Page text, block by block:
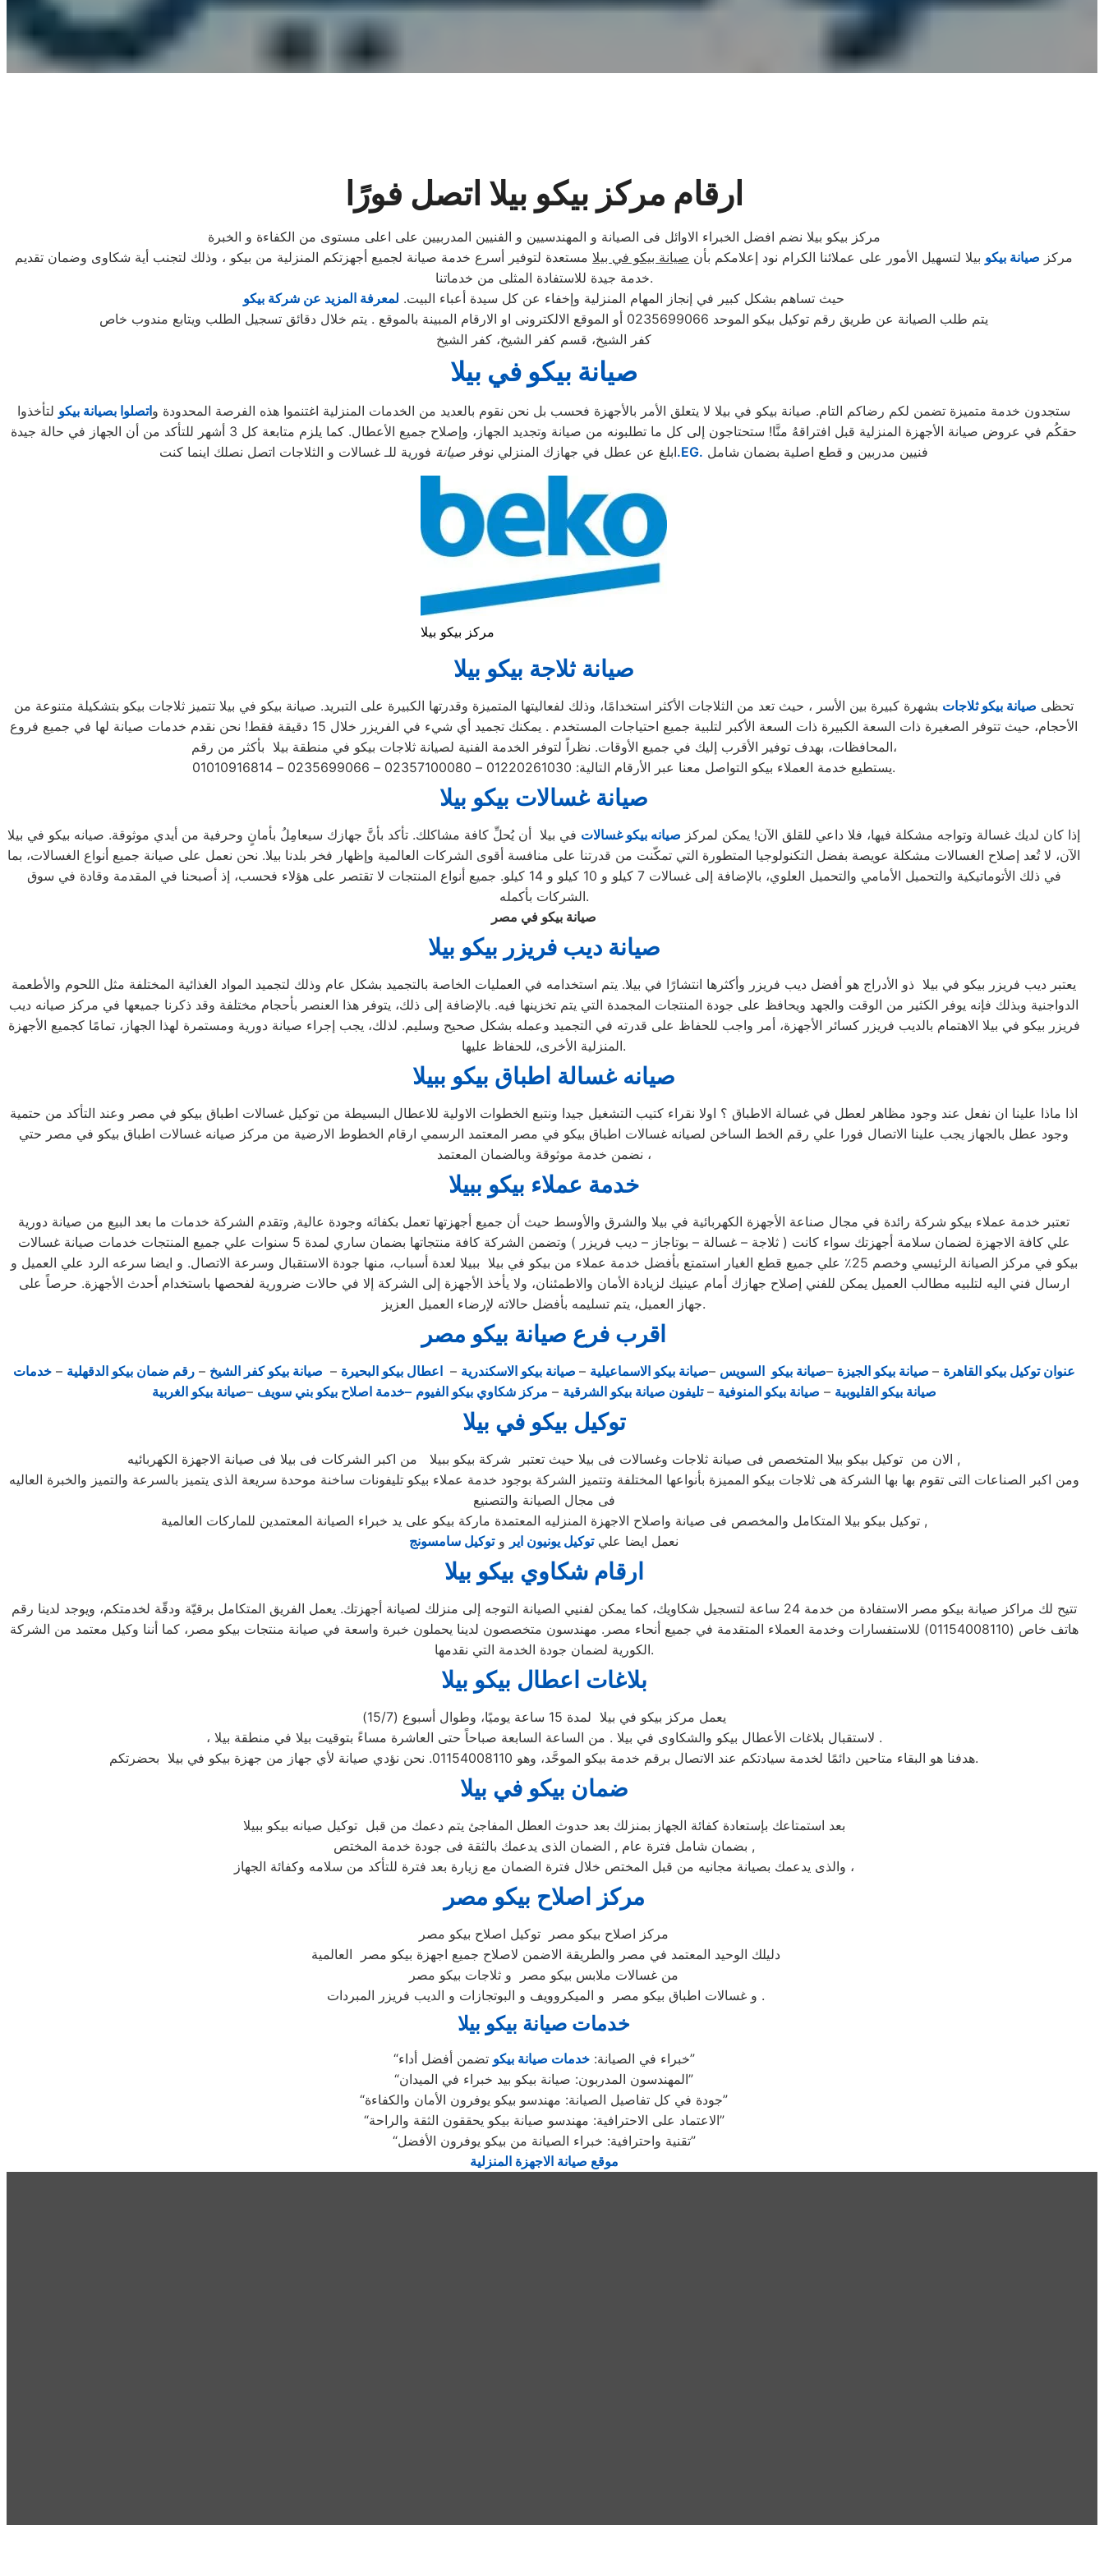
ارقام مركز بيكو بيلا اتصل فورًا
مركز بيكو بيلا نضم افضل الخبراء الاوائل فى الصيانة و المهندسيين و الفنيين المدربيين على اعلى مستوى من الكفاءة و الخبرة
مركز صيانة بيكو بيلا لتسهيل الأمور على عملائنا الكرام نود إعلامكم بأن صيانة بيكو في بيلا مستعدة لتوفير أسرع خدمة صيانة لجميع أجهزتكم المنزلية من بيكو ، وذلك لتجنب أية شكاوى وضمان تقديم
خدمة جيدة للاستفادة المثلى من خدماتنا.
حيث تساهم بشكل كبير في إنجاز المهام المنزلية وإخفاء عن كل سيدة أعباء البيت. لمعرفة المزيد عن شركة بيكو
يتم طلب الصيانة عن طريق رقم توكيل بيكو الموحد 0235699066 أو الموقع الالكترونى او الارقام المبينة بالموقع . يتم خلال دقائق تسجيل الطلب ويتابع مندوب خاص
كفر الشيخ، قسم كفر الشيخ، كفر الشيخ
صيانة بيكو في بيلا
ستجدون خدمة متميزة تضمن لكم رضاكم التام. صيانة بيكو في بيلا لا يتعلق الأمر بالأجهزة فحسب بل نحن نقوم بالعديد من الخدمات المنزلية اغتنموا هذه الفرصة المحدودة واتصلوا بصيانة بيكو لتأخذوا
حقكُم في عروض صيانة الأجهزة المنزلية قبل افتراقهُ منَّا! ستحتاجون إلى كل ما تطلبونه من صيانة وتجديد الجهاز، وإصلاح جميع الأعطال. كما يلزم متابعة كل 3 أشهر للتأكد من أن الجهاز في حالة جيدة
ابلغ عن عطل في جهازك المنزلي نوفر صيانة فورية للـ غسالات و الثلاجات اتصل نصلك اينما كنت .EG. فنيين مدربين و قطع اصلية بضمان شامل
مركز بيكو بيلا
صيانة ثلاجة بيكو بيلا
تحظى صيانة بيكو ثلاجات بشهرة كبيرة بين الأسر ، حيث تعد من الثلاجات الأكثر استخدامًا، وذلك لفعاليتها المتميزة وقدرتها الكبيرة على التبريد. صيانة بيكو في بيلا تتميز ثلاجات بيكو بتشكيلة متنوعة من
الأحجام، حيث تتوفر الصغيرة ذات السعة الكبيرة ذات السعة الأكبر لتلبية جميع احتياجات المستخدم . يمكنك تجميد أي شيء في الفريزر خلال 15 دقيقة فقط! نحن نقدم خدمات صيانة لها في جميع فروع
المحافظات، بهدف توفير الأقرب إليك في جميع الأوقات. نظراً لتوفر الخدمة الفنية لصيانة ثلاجات بيكو في منطقة بيلا بأكثر من رقم،
يستطيع خدمة العملاء بيكو التواصل معنا عبر الأرقام التالية: 01220261030 – 02357100080 – 0235699066 – 01010916814.
صيانة غسالات بيكو بيلا
إذا كان لديك غسالة وتواجه مشكلة فيها، فلا داعي للقلق الآن! يمكن لمركز صيانه بيكو غسالات في بيلا أن يُحلِّ كافة مشاكلك. تأكد بأنَّ جهازك سيعامِلُ بأمانٍ وحرفية من أيدي موثوقة. صيانه بيكو في بيلا
الآن، لا تُعد إصلاح الغسالات مشكلة عويصة بفضل التكنولوجيا المتطورة التي تمكّنت من قدرتنا على منافسة أقوى الشركات العالمية وإظهار فخر بلدنا بيلا. نحن نعمل على صيانة جميع أنواع الغسالات، بما
في ذلك الأتوماتيكية والتحميل الأمامي والتحميل العلوي، بالإضافة إلى غسالات 7 كيلو و 10 كيلو و 14 كيلو. جميع أنواع المنتجات لا تقتصر على هؤلاء فحسب، إذ أصبحنا في المقدمة وقادة في سوق
الشركات بأكمله.
صيانة بيكو في مصر
صيانة ديب فريزر بيكو بيلا
يعتبر ديب فريزر بيكو في بيلا ذو الأدراج هو أفضل ديب فريزر وأكثرها انتشارًا في بيلا. يتم استخدامه في العمليات الخاصة بالتجميد بشكل عام وذلك لتجميد المواد الغذائية المختلفة مثل اللحوم والأطعمة
الدواجنية وبذلك فإنه يوفر الكثير من الوقت والجهد ويحافظ على جودة المنتجات المجمدة التي يتم تخزينها فيه. بالإضافة إلى ذلك، يتوفر هذا العنصر بأحجام مختلفة وقد ذكرنا جميعها في مركز صيانه ديب
فريزر بيكو في بيلا الاهتمام بالديب فريزر كسائر الأجهزة، أمر واجب للحفاظ على قدرته في التجميد وعمله بشكل صحيح وسليم. لذلك، يجب إجراء صيانة دورية ومستمرة لهذا الجهاز، تمامًا كجميع الأجهزة
المنزلية الأخرى، للحفاظ عليها.
صيانه غسالة اطباق بيكو ببيلا
اذا ماذا علينا ان نفعل عند وجود مظاهر لعطل في غسالة الاطباق ؟ اولا نقراء كتيب التشغيل جيدا ونتبع الخطوات الاولية للاعطال البسيطة من توكيل غسالات اطباق بيكو في مصر وعند التأكد من حتمية
وجود عطل بالجهاز يجب علينا الاتصال فورا علي رقم الخط الساخن لصيانه غسالات اطباق بيكو في مصر المعتمد الرسمي ارقام الخطوط الارضية من مركز صيانه غسالات اطباق بيكو في مصر حتي
نضمن خدمة موثوقة وبالضمان المعتمد ،
خدمة عملاء بيكو ببيلا
تعتبر خدمة عملاء بيكو شركة رائدة في مجال صناعة الأجهزة الكهربائية في بيلا والشرق والأوسط حيث أن جميع أجهزتها تعمل بكفائه وجودة عالية, وتقدم الشركة خدمات ما بعد البيع من صيانة دورية
علي كافة الاجهزة لضمان سلامة أجهزتك سواء كانت ( ثلاجة – غسالة – بوتاجاز – ديب فريزر ) وتضمن الشركة كافة منتجاتها بضمان ساري لمدة 5 سنوات علي جميع المنتجات خدمات صيانة غسالات
بيكو في مركز الصيانة الرئيسي وخصم 25٪ علي جميع قطع الغيار استمتع بأفضل خدمة عملاء من بيكو في بيلا ببيلا لعدة أسباب، منها جودة الاستقبال وسرعة الاتصال. و ايضا سرعه الرد علي العميل و
ارسال فني اليه لتلبيه مطالب العميل يمكن للفني إصلاح جهازك أمام عينيك لزيادة الأمان والاطمئنان، ولا يأخذ الأجهزة إلى الشركة إلا في حالات ضرورية لفحصها باستخدام أحدث الأجهزة. حرصاً على
جهاز العميل، يتم تسليمه بأفضل حالاته لإرضاء العميل العزيز.
اقرب فرع صيانة بيكو مصر
عنوان توكيل بيكو القاهرة – صيانة بيكو الجيزة –صيانة بيكو السويس –صيانة بيكو الاسماعيلية – صيانة بيكو الاسكندرية – اعطال بيكو البحيرة – صيانة بيكو كفر الشيخ –رقم ضمان بيكو الدقهلية –خدمات
صيانة بيكو القليوبية – صيانة بيكو المنوفية –تليفون صيانة بيكو الشرقية – مركز شكاوي بيكو الفيوم –خدمة اصلاح بيكو بني سويف –صيانة بيكو الغربية
توكيل بيكو في بيلا
الان من توكيل بيكو بيلا المتخصص فى صيانة ثلاجات وغسالات فى بيلا حيث تعتبر شركة بيكو ببيلا من اكبر الشركات فى بيلا فى صيانة الاجهزة الكهربائيه ,
ومن اكبر الصناعات التى تقوم بها بها الشركة هى ثلاجات بيكو المميزة بأنواعها المختلفة وتتميز الشركة بوجود خدمة عملاء بيكو تليفونات ساخنة موحدة سريعة الذى يتميز بالسرعة والتميز والخبرة العاليه
فى مجال الصيانة والتصنيع
توكيل بيكو بيلا المتكامل والمخصص فى صيانة واصلاح الاجهزة المنزليه المعتمدة ماركة بيكو على يد خبراء الصيانة المعتمدين للماركات العالمية ,
نعمل ايضا عليتوكيل يونيون اير وتوكيل سامسونج
ارقام شكاوي بيكو بيلا
تتيح لك مراكز صيانة بيكو مصر الاستفادة من خدمة 24 ساعة لتسجيل شكاويك، كما يمكن لفنيي الصيانة التوجه إلى منزلك لصيانة أجهزتك. يعمل الفريق المتكامل برقيّة ودقّة لخدمتكم، ويوجد لدينا رقم
هاتف خاص (01154008110) للاستفسارات وخدمة العملاء المتقدمة في جميع أنحاء مصر. مهندسون متخصصون لدينا يحملون خبرة واسعة في صيانة منتجات بيكو مصر، كما أننا وكيل معتمد من الشركة
الكورية لضمان جودة الخدمة التي نقدمها.
بلاغات اعطال بيكو بيلا
يعمل مركز بيكو في بيلا لمدة 15 ساعة يوميًا، وطوال أسبوع (15/7)
، لاستقبال بلاغات الأعطال بيكو والشكاوى في بيلا . من الساعة السابعة صباحاً حتى العاشرة مساءً بتوقيت بيلا في منطقة بيلا .
هدفنا هو البقاء متاحين دائمًا لخدمة سيادتكم عند الاتصال برقم خدمة بيكو الموحَّد، وهو 01154008110. نحن نؤدي صيانة لأي جهاز من جهزة بيكو في بيلا بحضرتكم.
ضمان بيكو في بيلا
بعد استمتاعك بإستعادة كفائة الجهاز بمنزلك بعد حدوث العطل المفاجئ يتم دعمك من قبل توكيل صيانه بيكو ببيلا
بضمان شامل فترة عام , الضمان الذى يدعمك بالثقة فى جودة خدمة المختص ,
والذى يدعمك بصيانة مجانيه من قبل المختص خلال فترة الضمان مع زيارة بعد فترة للتأكد من سلامه وكفائة الجهاز ،
مركز اصلاح بيكو مصر
مركز اصلاح بيكو مصر توكيل اصلاح بيكو مصر
دليلك الوحيد المعتمد في مصر والطريقة الاضمن لاصلاح جميع اجهزة بيكو مصر العالمية
من غسالات ملابس بيكو مصر و ثلاجات بيكو مصر
و غسالات اطباق بيكو مصر و الميكروويف و البوتجازات و الديب فريزر المبردات .
خدمات صيانة بيكو بيلا
“خبراء في الصيانة:خدمات صيانة بيكو
تضمن أفضل أداء”
“المهندسون المدربون: صيانة بيكو بيد خبراء في الميدان”
“جودة في كل تفاصيل الصيانة: مهندسو بيكو يوفرون الأمان والكفاءة”
“الاعتماد على الاحترافية: مهندسو صيانة بيكو يحققون الثقة والراحة”
“تقنية واحترافية: خبراء الصيانة من بيكو يوفرون الأفضل”
موقع صيانة الاجهزة المنزلية